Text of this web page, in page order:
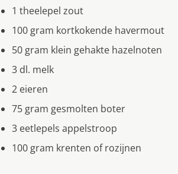
1 theelepel zout
100 gram kortkokende havermout
50 gram klein gehakte hazelnoten
3 dl. melk
2 eieren
75 gram gesmolten boter
3 eetlepels appelstroop
100 gram krenten of rozijnen